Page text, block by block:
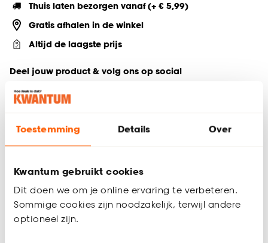
Toestemming Details Over
Kwantum gebruikt cookies
Dit doen we om je online ervaring te verbeteren.
Sommige cookies zijn noodzakelijk, terwijl andere
optioneel zijn.
Thuis laten bezorgen vanaf (+ € 5,99)
Gratis afhalen in de winkel
Altijd de laagste prijs
Deel jouw product & volg ons op social
Productomschrijving
Vloerlamp Themi in chroom is een unieke en bijzondere
past in een retro of eclectisch interieur. De afmetingen van
150x33x195 cm zorgen ervoor dat de staande gemakkelijk te
plaatsen is op diverse plekken in het interieur. Plaats hem
bijvoorbeeld naast je bank, boven de eettafel of in een